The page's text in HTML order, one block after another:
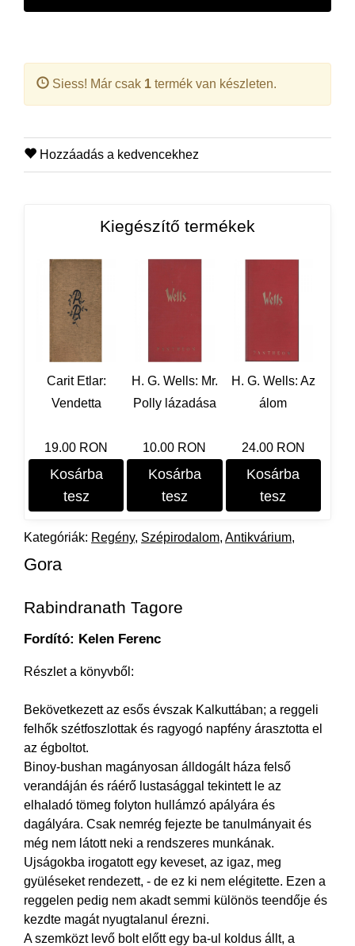
Siess! Már csak 1 termék van készleten.
Hozzáadás a kedvencekhez
Kiegészítő termékek
Carit Etlar:
Vendetta
19.00 RON
Kosárba
tesz
H. G. Wells: Mr.
Polly lázadása
10.00 RON
Kosárba
tesz
H. G. Wells: Az
álom
24.00 RON
Kosárba
tesz
Kategóriák: Regény Szépirodalom Antikvárium
Gora
Rabindranath Tagore
Fordító: Kelen Ferenc
Részlet a könyvből:
Bekövetkezett az esős évszak Kalkuttában; a reggeli
felhők szétfoszlottak és ragyogó napfény árasztotta el
az égboltot.
Binoy-bushan magányosan álldogált háza felső
verandáján és ráérő lustasággal tekintett le az
elhaladó tömeg folyton hullámzó apályára és
dagályára. Csak nemrég fejezte be tanulmányait és
még nem látott neki a rendszeres munkának.
Ujságokba irogatott egy keveset, az igaz, meg
gyüléseket rendezett, - de ez ki nem elégitette. Ezen a
reggelen pedig nem akadt semmi különös teendője és
kezdte magát nyugtalanul érezni.
A szemközt levő bolt előtt egy ba-ul koldus állt, a